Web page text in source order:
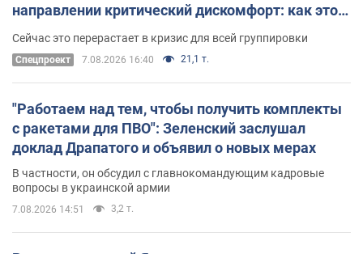
направлении критический дискомфорт: как это
удалось
Сейчас это перерастает в кризис для всей группировки
Спецпроект 7.08.2026 16:40 21,1 т.
"Работаем над тем, чтобы получить комплекты
с ракетами для ПВО": Зеленский заслушал
доклад Драпатого и объявил о новых мерах
В частности, он обсудил с главнокомандующим кадровые
вопросы в украинской армии
7.08.2026 14:51 3,2 т.